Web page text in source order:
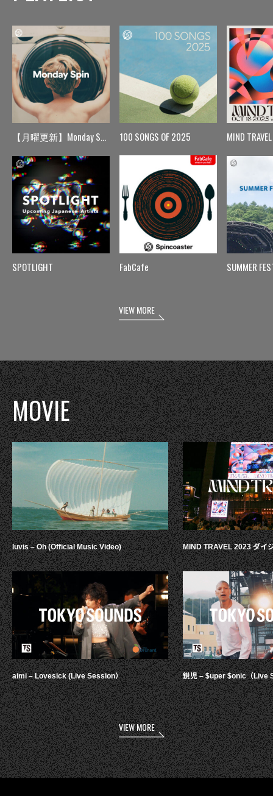
【月曜更新】Monday Spin
SPOTLIGHT
100 SONGS OF 2025
FabCafe
MIND TRAVEL
SUMMER
VIEW MORE
MOVIE
luvis – Oh (Official Music Video)
aimi – Lovesick (Live Session）
MIND TRAVEL 2023 ダイ
鋭児 – $uper $onic（Live
VIEW MORE